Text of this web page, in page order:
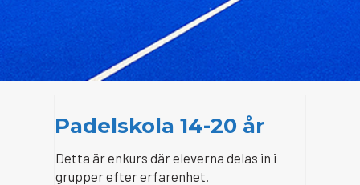
Padelskola 14-20 år
Detta är enkurs där eleverna delas in i
grupper efter erfarenhet.